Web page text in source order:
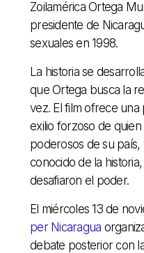
Zoilamérica Ortega
presidente de
sexuales en 1998.
La historia se
que Ortega busca la
vez. El film ofrece una
exilio forzoso de
poderosos de su
conocido de la
desafiaron el poder.
El miércoles 13 de
per Nicaragua
debate posterior con